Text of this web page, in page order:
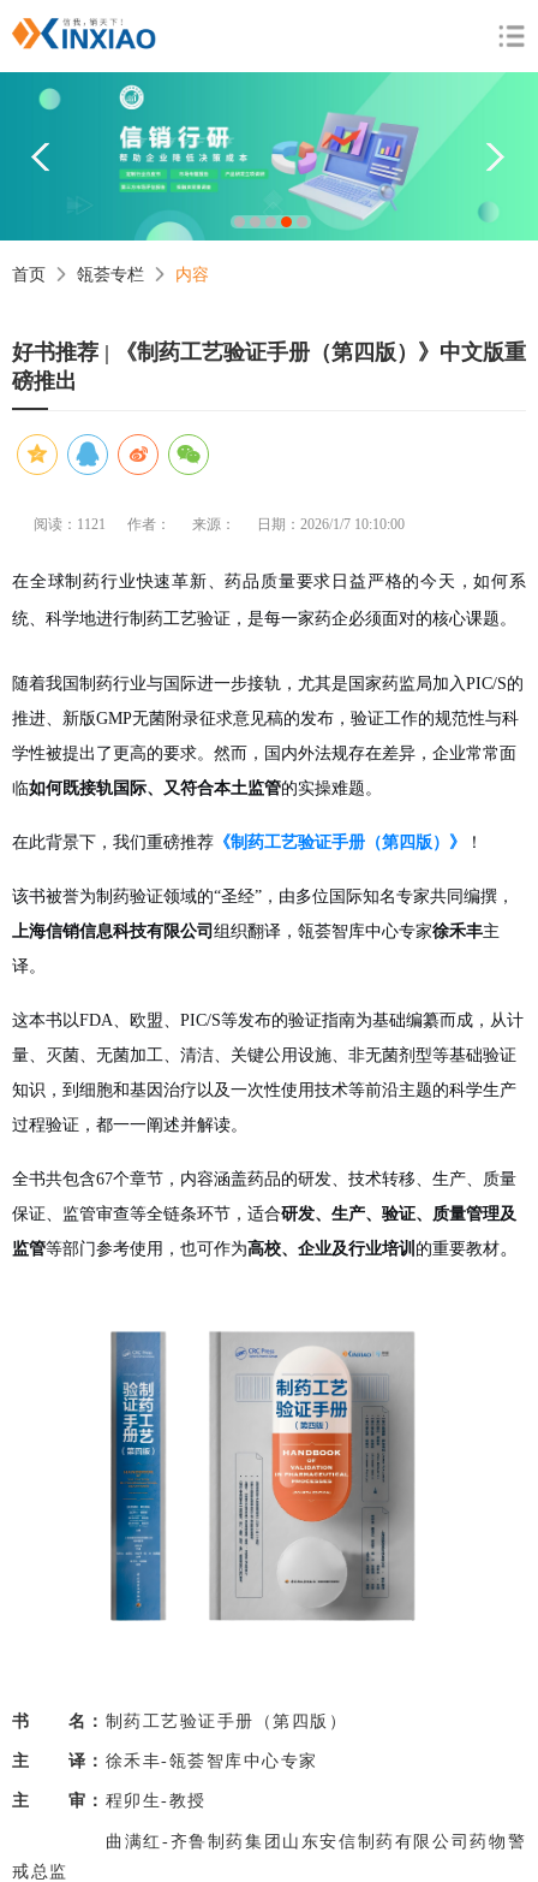
1 2 3 4 5
首页 瓴荟专栏 内容
好书推荐 | 《制药工艺验证手册（第四版）》中文版重
磅推出
阅读：1121 作者： 来源： 日期：2026/1/7 10:10:00
在全球制药行业快速革新、药品质量要求日益严格的今天，如何系
统、科学地进行制药工艺验证，是每一家药企必须面对的核心课题。
随着我国制药行业与国际进一步接轨，尤其是国家药监局加入PIC/S的
推进、新版GMP无菌附录征求意见稿的发布，验证工作的规范性与科
学性被提出了更高的要求。 然而，国内外法规存在差异，企业常常面
临如何既接轨国际、又符合本土监管的实操难题。
在此背景下，我们重磅推荐 《制药工艺验证手册（第四版）》 ！
该书被誉为制药验证领域的“圣经”，由多位国际知名专家共同编撰，
上海信销信息科技有限公司 组织翻译，瓴荟智库中心专家徐禾丰主
译。
这本书以FDA、欧盟、PIC/S等发布的验证指南为基础编纂而成，从计
量、灭菌、无菌加工、清洁、关键公用设施、非无菌剂型等基础验证
知识，到细胞和基因治疗以及一次性使用技术等前沿主题的科学生产
过程验证，都一一阐述并解读。
全书共包含67个章节，内容涵盖药品的研发、技术转移、生产、质量
保证、监管审查等全链条环节，适合研发、生产、验证、质量管理及
监管等部门参考使用，也可作为高校、企业及行业培训 的重要教材。
书 名： 制药工艺验证手册（第四版）
主 译： 徐禾丰-瓴荟智库中心专家
主 审： 程卯生-教授
曲满红-齐鲁制药集团山东安信制药有限公司药物警
戒总监